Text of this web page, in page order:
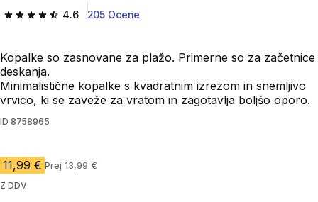
4.6
4.6 od 5 zvezdic from 205 ocene
205 Ocene
Kopalke so zasnovane za plažo. Primerne so za začetnice
deskanja.
Minimalistične kopalke s kvadratnim izrezom in snemljivo
vrvico, ki se zaveže za vratom in zagotavlja boljšo oporo.
ID 8758965
11,99 € Prej 13,99 €
Z DDV